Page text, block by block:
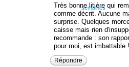
semaines
Très bonne litière qui
comme décrit. Aucune
surprise. Quelques
caisse mais rien
recommande : son
pour moi, est imbattable !
Répondre